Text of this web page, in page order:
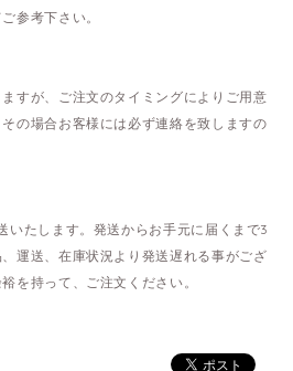
参考下さい。
すが、ご注文のタイミングによりご用意
の場合お客様には必ず連絡を致しますの
いたします。発送からお手元に届くまで3
運送、在庫状況より発送遅れる事がござ
を持って、ご注文ください。